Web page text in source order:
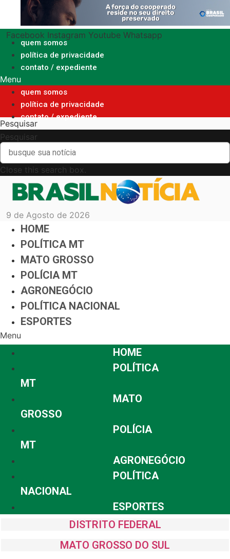
o
conteúdo
Facebook Instagram Youtube Whatsapp
quem somos
política de privacidade
contato / expediente
Menu
quem somos
política de privacidade
contato / expediente
Pesquisar
Pesquisar
Close this search box.
9 de Agosto de 2026
HOME
POLÍTICA MT
MATO GROSSO
POLÍCIA MT
AGRONEGÓCIO
POLÍTICA NACIONAL
ESPORTES
Menu
HOME
POLÍTICA
MT
MATO
GROSSO
POLÍCIA
MT
AGRONEGÓCIO
POLÍTICA
NACIONAL
ESPORTES
DISTRITO FEDERAL
MATO GROSSO DO SUL